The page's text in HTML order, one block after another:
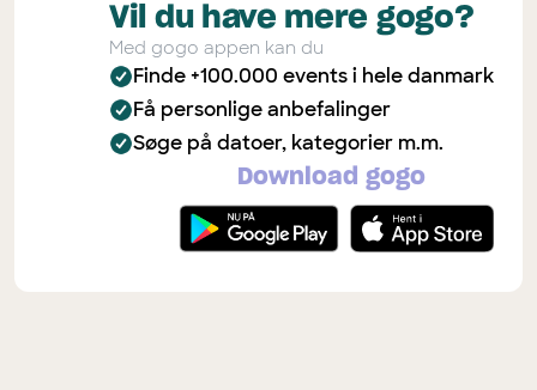
Vil du have mere gogo?
Med gogo appen kan du
Finde +100.000 events i hele danmark
Få personlige anbefalinger
Søge på datoer, kategorier m.m.
Download gogo